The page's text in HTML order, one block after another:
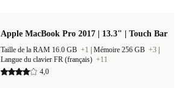
Apple MacBook Pro 2017 | 13.3" | Touch Bar
Taille de la RAM 16.0 GB +1 Mémoire 256 GB +3
Langue du clavier FR (français) +11
4,0